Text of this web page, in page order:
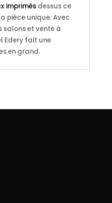
imprimésdessus ce
pièce unique. Avec
salons et vente à
Edery fait une
en grand.